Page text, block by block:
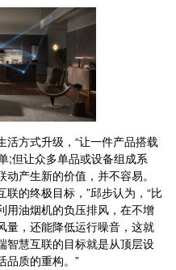
方式升级，“让一件产品搭载
;但让众多单品或设备组成系
产生新的价值，并不容易。
的终极目标，”邱步认为，“比
用油烟机的负压排风，在不增
量，还能降低运行噪音，这就
智慧互联的目标就是从顶层设
品质的重构。”